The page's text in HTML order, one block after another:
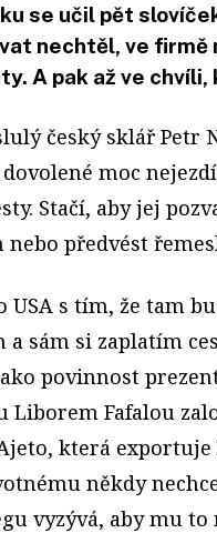
se učil pět
nechtěl, ve firmě
A pak až ve chvíli,
český sklář Petr
moc
Stačí, aby jej
předvést
USA s tím, že tam
a sám si zaplatím
povinnost
Liborem Fafalou
která exportuje
někdy
vyzývá, aby mu